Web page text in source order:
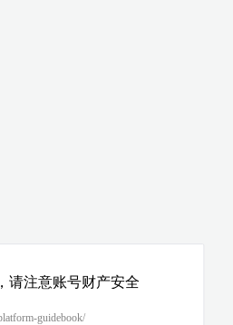
请注意账号财产安全
guidebook/